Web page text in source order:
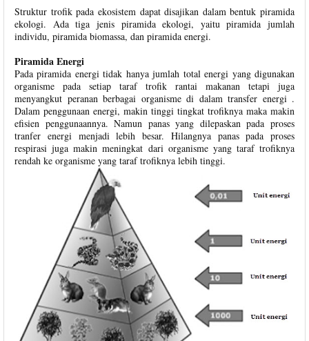
Struktur trofik pada ekosistem dapat disajikan dalam bentuk piramida
ekologi. Ada tiga jenis piramida ekologi, yaitu piramida jumlah
individu, piramida biomassa, dan piramida energi.
Piramida Energi
Pada piramida energi tidak hanya jumlah total energi yang digunakan
organisme pada setiap taraf trofik rantai makanan tetapi juga
menyangkut peranan berbagai organisme di dalam transfer energi .
Dalam penggunaan energi, makin tinggi tingkat trofiknya maka makin
efisien penggunaannya. Namun panas yang dilepaskan pada proses
tranfer energi menjadi lebih besar. Hilangnya panas pada proses
respirasi juga makin meningkat dari organisme yang taraf trofiknya
rendah ke organisme yang taraf trofiknya lebih tinggi.